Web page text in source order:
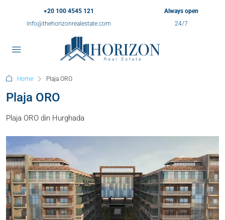
+20 100 4545 121
info@thehorizonrealestate.com
Always open
24/7
Home Plaja ORO
Plaja ORO
Plaja ORO din Hurghada